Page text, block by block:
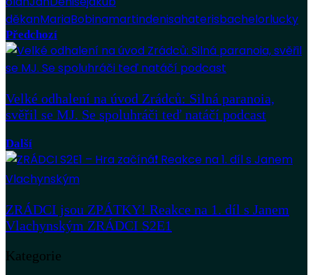
děkanMariaBobinamartindenisahaterisbachelorlucky
Předchozí
Velké odhalení na úvod Zrádců: Silná paranoia,
svěřil se MJ. Se spoluhráči teď natáčí podcast
Další
ZRÁDCI jsou ZPÁTKY! Reakce na 1. díl s Janem
Vlachynským ZRÁDCI S2E1
Kategorie